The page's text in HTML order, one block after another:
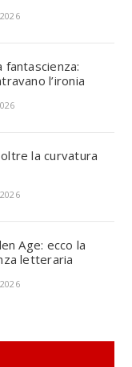
fantascienza:
l’ironia
la curvatura
Age: ecco la
letteraria